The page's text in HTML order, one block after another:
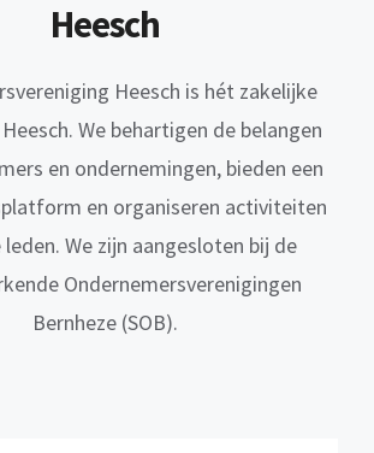
Heesch
Heesch is hét zakelijke
We behartigen de belangen
en ondernemingen, bieden een
en organiseren activiteiten
We zijn aangesloten bij de
Ondernemersverenigingen
Bernheze (SOB).